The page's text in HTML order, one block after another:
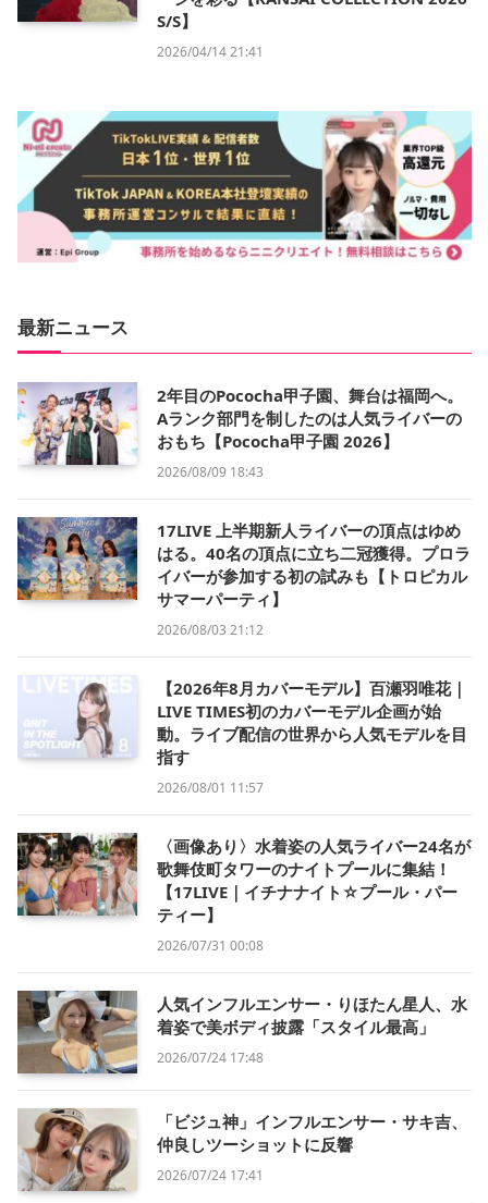
S/S】
2026/04/14 21:41
最新ニュース
2年目のPococha甲子園、舞台は福岡へ。
Aランク部門を制したのは人気ライバーの
おもち【Pococha甲子園 2026】
2026/08/09 18:43
17LIVE 上半期新人ライバーの頂点はゆめ
はる。40名の頂点に立ち二冠獲得。プロラ
イバーが参加する初の試みも【トロピカル
サマーパーティ】
2026/08/03 21:12
【2026年8月カバーモデル】百瀬羽唯花｜
LIVE TIMES初のカバーモデル企画が始
動。ライブ配信の世界から人気モデルを目
指す
2026/08/01 11:57
〈画像あり〉水着姿の人気ライバー24名が
歌舞伎町タワーのナイトプールに集結！
【17LIVE｜イチナナイト☆プール・パー
ティー】
2026/07/31 00:08
人気インフルエンサー・りほたん星人、水
着姿で美ボディ披露「スタイル最高」
2026/07/24 17:48
「ビジュ神」インフルエンサー・サキ吉、
仲良しツーショットに反響
2026/07/24 17:41